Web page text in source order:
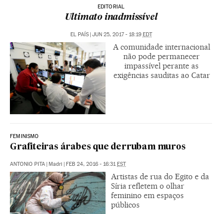
EDITORIAL
Ultimato inadmissível
EL PAÍS | JUN 25, 2017 - 18:19 EDT
A comunidade internacional
não pode permanecer
impassível perante as
exigências sauditas ao Catar
FEMINISMO
Grafiteiras árabes que derrubam muros
ANTONIO PITA | Madri | FEB 24, 2016 - 16:31EST
Artistas de rua do Egito e da
Síria refletem o olhar
feminino em espaços
públicos